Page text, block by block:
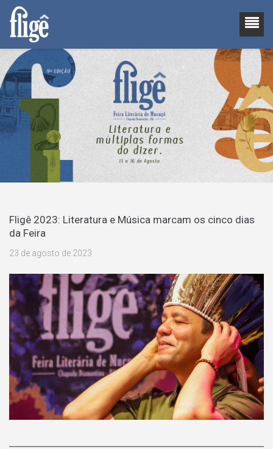
Fligê 2023: Literatura e Música marcam os cinco dias
da Feira
23 de agosto de 2023